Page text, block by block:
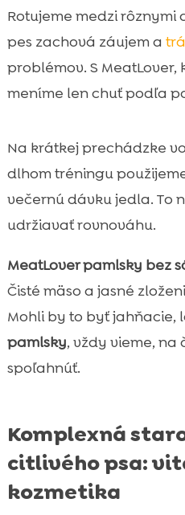
Rotujeme medzi rôznymi
pes zachová záujem a
problémov. S MeatLover,
meníme len chuť podľa
Na krátkej prechádzke
dlhom tréningu
večernú dávku jedla. To
udržiavať rovnováhu.
MeatLover pamlsky bez
Čisté mäso a jasné
Mohli by to byť jahňacie,
pamlsky, vždy vieme, na
spoľahnúť.
Komplexná
citlivého psa:
kozmetika